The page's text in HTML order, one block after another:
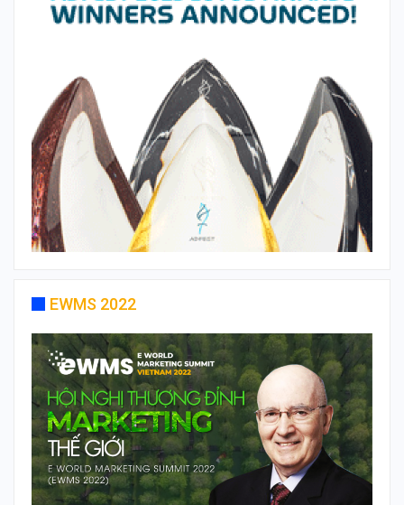
EWMS 2022